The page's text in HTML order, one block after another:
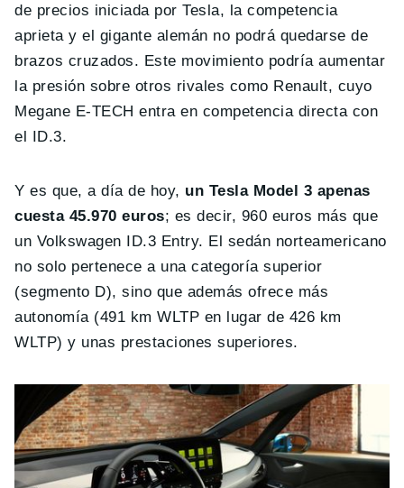
de precios iniciada por Tesla, la competencia
aprieta y el gigante alemán no podrá quedarse de
brazos cruzados. Este movimiento podría aumentar
la presión sobre otros rivales como Renault, cuyo
Megane E-TECH entra en competencia directa con
el ID.3.
Y es que, a día de hoy, un Tesla Model 3 apenas
cuesta 45.970 euros; es decir, 960 euros más que
un Volkswagen ID.3 Entry. El sedán norteamericano
no solo pertenece a una categoría superior
(segmento D), sino que además ofrece más
autonomía (491 km WLTP en lugar de 426 km
WLTP) y unas prestaciones superiores.